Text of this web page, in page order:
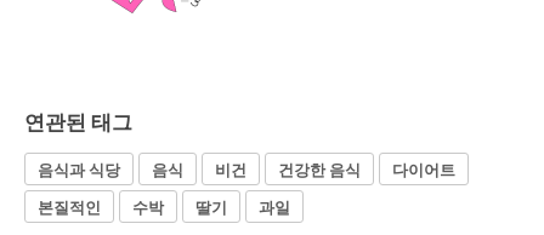
연관된 태그
음식과 식당 음식 비건 건강한 음식
다이어트
본질적인
수박 딸기 과일